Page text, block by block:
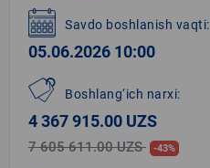
Savdo boshlanish vaqti:
05.06.2026 10:00
Boshlang‘ich narxi:
4 367 915.00 UZS
7 605 611.00 UZS -43%